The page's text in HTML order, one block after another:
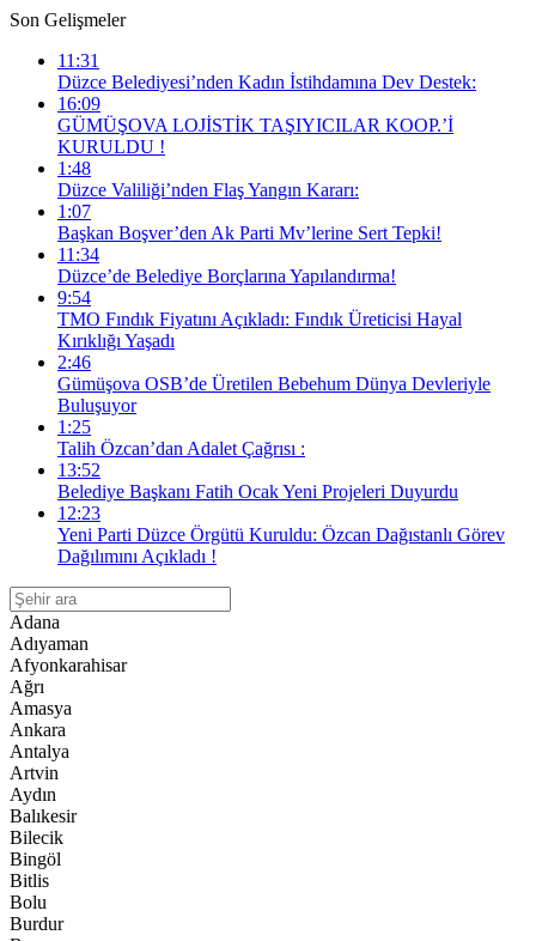
Son Gelişmeler
11:31
Düzce Belediyesi’nden Kadın İstihdamına Dev Destek:
16:09
GÜMÜŞOVA LOJİSTİK TAŞIYICILAR KOOP.’İ
KURULDU !
1:48
Düzce Valiliği’nden Flaş Yangın Kararı:
1:07
Başkan Boşver’den Ak Parti Mv’lerine Sert Tepki!
11:34
Düzce’de Belediye Borçlarına Yapılandırma!
9:54
TMO Fındık Fiyatını Açıkladı: Fındık Üreticisi Hayal
Kırıklığı Yaşadı
2:46
Gümüşova OSB’de Üretilen Bebehum Dünya Devleriyle
Buluşuyor
1:25
Talih Özcan’dan Adalet Çağrısı :
13:52
Belediye Başkanı Fatih Ocak Yeni Projeleri Duyurdu
12:23
Yeni Parti Düzce Örgütü Kuruldu: Özcan Dağıstanlı Görev
Dağılımını Açıkladı !
Adana
Adıyaman
Afyonkarahisar
Ağrı
Amasya
Ankara
Antalya
Artvin
Aydın
Balıkesir
Bilecik
Bingöl
Bitlis
Bolu
Burdur